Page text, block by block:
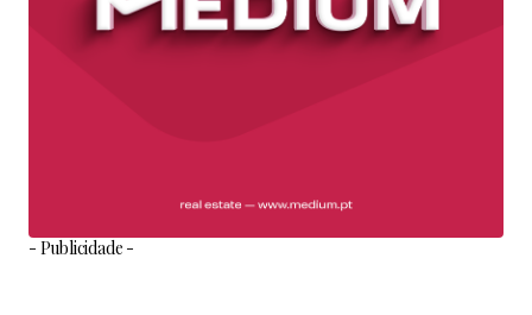
- Publicidade -